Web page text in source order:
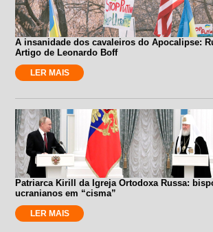
A insanidade dos cavaleiros do Apocalipse:
Artigo de Leonardo Boff
LER MAIS
Patriarca Kirill da Igreja Ortodoxa Russa:
ucranianos em “cisma”
LER MAIS